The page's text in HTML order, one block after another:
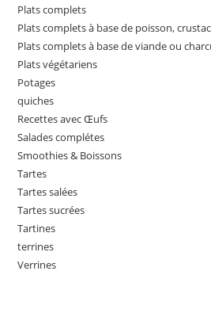
Plats complets
Plats complets à base de poisson,
Plats complets à base de viande ou
Plats végétariens
Potages
quiches
Recettes avec Œufs
Salades complétes
Smoothies & Boissons
Tartes
Tartes salées
Tartes sucrées
Tartines
terrines
Verrines